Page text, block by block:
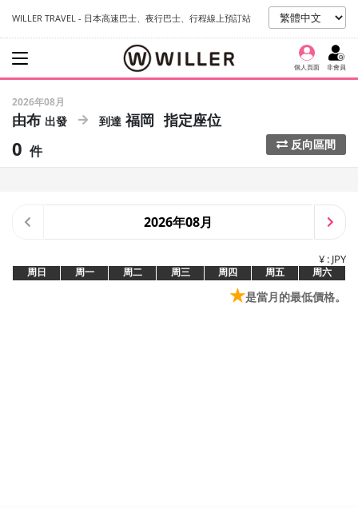
WILLER TRAVEL - 日本高速巴士、夜行巴士、行程線上預訂站
個人頁面 非會員
2026年08月
由布 福岡 指定座位
0 件 反向區間
2026年08月
¥ : JPY
周日 周一 周二 周三 周四 周五 周六
★是當月的最低價格。